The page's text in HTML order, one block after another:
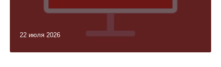
22 июля 2026